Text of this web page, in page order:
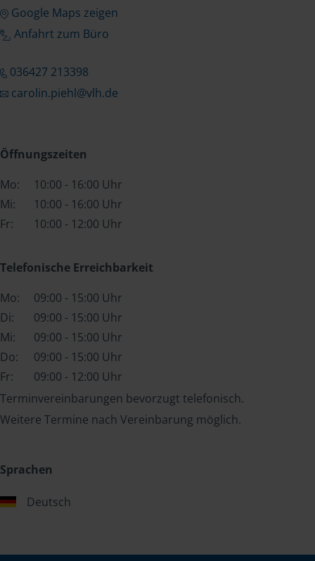
Google Maps zeigen
Anfahrt zum Büro
036427 213398
carolin.piehl@vlh.de
Öffnungszeiten
Mo:
10:00 - 16:00 Uhr
Mi:
10:00 - 16:00 Uhr
Fr:
10:00 - 12:00 Uhr
Telefonische Erreichbarkeit
Mo:
09:00 - 15:00 Uhr
Di:
09:00 - 15:00 Uhr
Mi:
09:00 - 15:00 Uhr
Do:
09:00 - 15:00 Uhr
Fr:
09:00 - 12:00 Uhr
Terminvereinbarungen bevorzugt telefonisch.
Weitere Termine nach Vereinbarung möglich.
Sprachen
Deutsch